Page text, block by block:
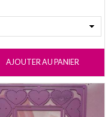
AJOUTER AU PANIER